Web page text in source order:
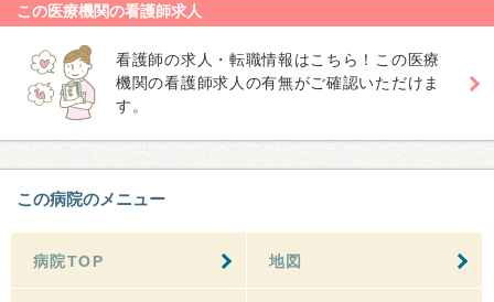
この医療機関の看護師求人
看護師の求人・転職情報はこちら！この医療
機関の看護師求人の有無がご確認いただけま
す。
この病院のメニュー
病院TOP 地図